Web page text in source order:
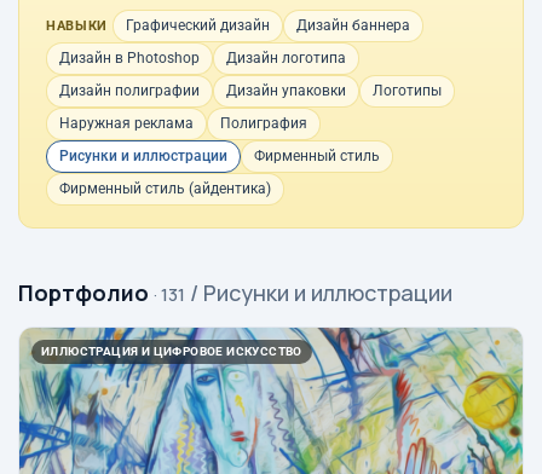
НАВЫКИ Графический дизайн
Дизайн баннера
Дизайн в Photoshop
Дизайн логотипа
Дизайн полиграфии
Дизайн упаковки
Логотипы
Наружная реклама
Полиграфия
Рисунки и иллюстрации
Фирменный стиль
Фирменный стиль (айдентика)
Портфолио · 131 / Рисунки и иллюстрации
ИЛЛЮСТРАЦИЯ И ЦИФРОВОЕ ИСКУССТВО